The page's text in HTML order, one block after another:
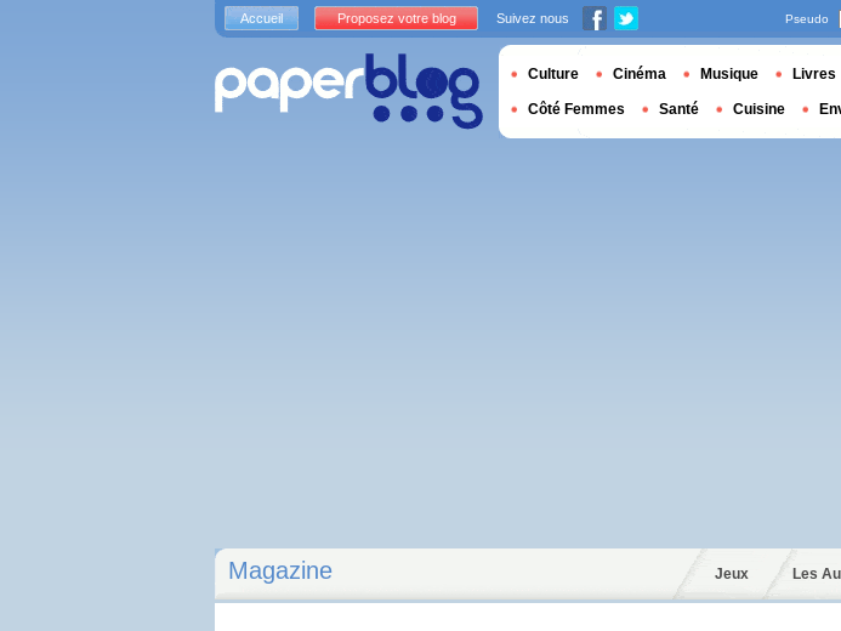
Magazine Jeux Les
Accueil Proposez votre blog Suivez nous Pseudo
Culture Cinéma Musique Livres
Côté Femmes Santé Cuisine